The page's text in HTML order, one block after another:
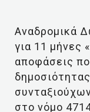
Αναδρομικά
για 11 μήνες
αποφάσεις
στο νόμο